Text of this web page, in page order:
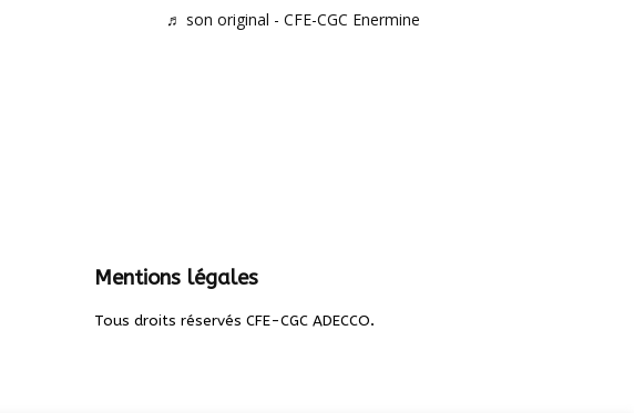
♬ son original - CFE-CGC Enermine
Mentions légales
Tous droits réservés CFE-CGC ADECCO.